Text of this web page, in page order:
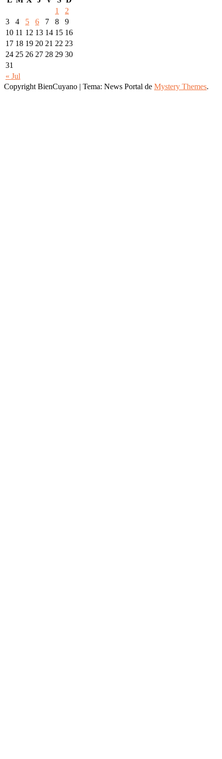
« Jul
1
2
3
4 5 6 7 8
9
10 11 12 13 14 15 16
17 18 19 20 21 22 23
24 25 26 27 28 29 30
31
Copyright BienCuyano | Tema: News Portal de Mystery Themes.